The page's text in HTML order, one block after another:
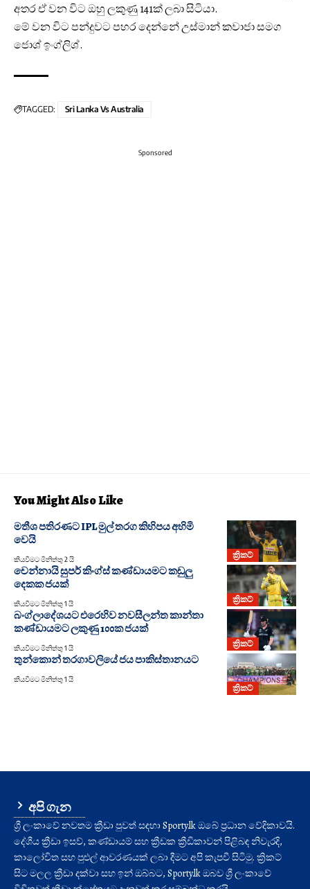
අතර ඒ වන විට ඔහු ලකුණු 141ක් ලබා සිටියා.
මේ වන විට පන්දුවට පහර දෙන්නේ උස්මාන් කවාජා සමග
ජොශ් ඉංග්ලිශ්.
TAGGED: Sri Lanka Vs Australia
Sponsored
You Might Also Like
ක්‍රිකට්
මතීශ පතිරණට IPL මුල් තරග කිහිපය අහිමි
වෙයි
කියවීමට මිනිත්තු 2 යි
ක්‍රිකට්
චෙන්නායි සුපර් කිංග්ස් කණ්ඩායමට කඩුලු
දෙකක ජයක්
කියවීමට මිනිත්තු 1 යි
ක්‍රිකට්
බංග්ලාදේශයට එරෙහිව නවසීලන්ත කාන්තා
කණ්ඩායමට ලකුණු 100ක ජයක්
කියවීමට මිනිත්තු 1 යි
ක්‍රිකට්
තුන්කොන් තරගාවලියේ ජය පාකිස්තානයට
කියවීමට මිනිත්තු 1 යි
අපි ගැන
ශ්‍රී ලංකාවේ නවතම ක්‍රීඩා පුවත් සඳහා Sporty.lk ඔබේ ප්‍රධාන වේදිකාවයි.
දේශීය ක්‍රීඩා ඉසව්, කණ්ඩායම් සහ ක්‍රීඩක ක්‍රීඩිකාවන් පිළිබඳ නිවැරදි,
කාලෝචිත සහ පුළුල් ආවරණයක් ලබා දීමට අපි කැපවී සිටිමු. ක්‍රිකට්
සිට මලල ක්‍රීඩා දක්වා සහ ඉන් ඔබ්බට, Sporty.lk ඔබව ශ්‍රී ලංකාවේ